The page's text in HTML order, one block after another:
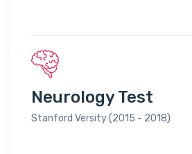
Neurology Test
Stanford Versity (2015 - 2018)